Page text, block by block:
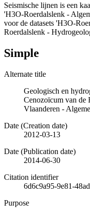
Seismische lijnen is een
'H3O-Roerdalslenk -
voor de datasets 'H3O-
Roerdalslenk -
Simple
Alternate title
Geologisch en
Cenozoïcum van de
Vlaanderen -
Date (Creation date)
2012-03-13
Date (Publication date)
2014-06-30
Citation identifier
6d6c9a95-9e81-
Purpose